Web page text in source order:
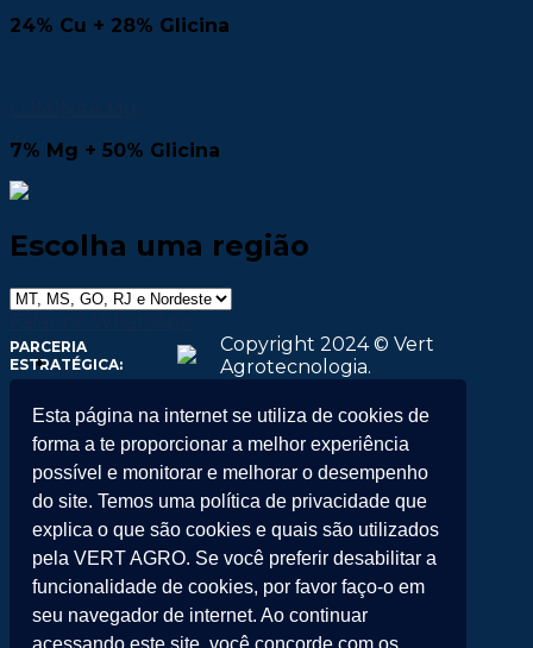
Esta página na internet se utiliza de cookies de
forma a te proporcionar a melhor experiência
possível e monitorar e melhorar o desempenho
do site. Temos uma política de privacidade que
explica o que são cookies e quais são utilizados
pela VERT AGRO. Se você preferir desabilitar a
funcionalidade de cookies, por favor faço-o em
seu navegador de internet. Ao continuar
24% Cu + 28% Glicina
7% Mg + 50% Glicina
Escolha uma região
PARCERIA
ESTRATÉGICA:
Copyright 2024 © Vert
Agrotecnologia.
Tecnologia
Zenith
Luminaa
Estratégias
Compromisso
Contatos
Entrar
Pesquisar
por: